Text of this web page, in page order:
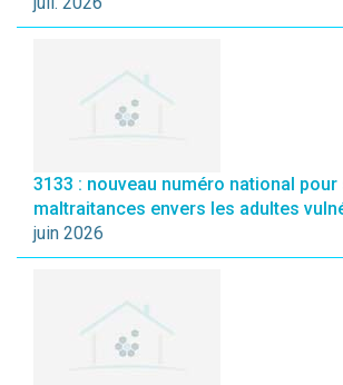
3133 : nouveau numéro national
maltraitances envers les adultes
juin 2026